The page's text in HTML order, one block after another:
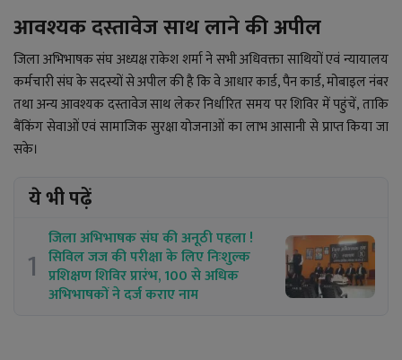
आवश्यक दस्तावेज साथ लाने की अपील
जिला अभिभाषक संघ अध्यक्ष राकेश शर्मा ने सभी अधिवक्ता साथियों एवं न्यायालय
कर्मचारी संघ के सदस्यों से अपील की है कि वे आधार कार्ड, पैन कार्ड, मोबाइल नंबर
तथा अन्य आवश्यक दस्तावेज साथ लेकर निर्धारित समय पर शिविर में पहुंचें, ताकि
बैंकिंग सेवाओं एवं सामाजिक सुरक्षा योजनाओं का लाभ आसानी से प्राप्त किया जा
सके।
ये भी पढ़ें
1
जिला अभिभाषक संघ की अनूठी पहला !
सिविल जज की परीक्षा के लिए निःशुल्क
प्रशिक्षण शिविर प्रारंभ, 100 से अधिक
अभिभाषकों ने दर्ज कराए नाम